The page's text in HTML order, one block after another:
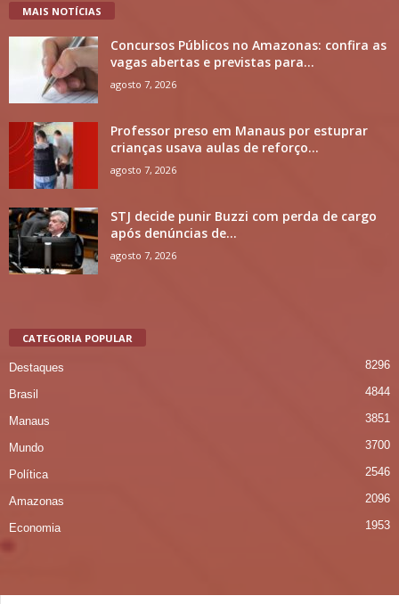
MAIS NOTÍCIAS
Concursos Públicos no Amazonas: confira as
vagas abertas e previstas para...
agosto 7, 2026
Professor preso em Manaus por estuprar
crianças usava aulas de reforço...
agosto 7, 2026
STJ decide punir Buzzi com perda de cargo
após denúncias de...
agosto 7, 2026
CATEGORIA POPULAR
Destaques 8296
Brasil 4844
Manaus 3851
Mundo 3700
Política 2546
Amazonas 2096
Economia 1953